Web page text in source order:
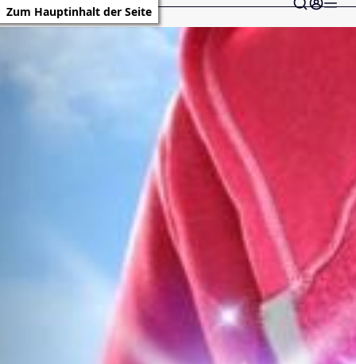
Zum Hauptinhalt der Seite